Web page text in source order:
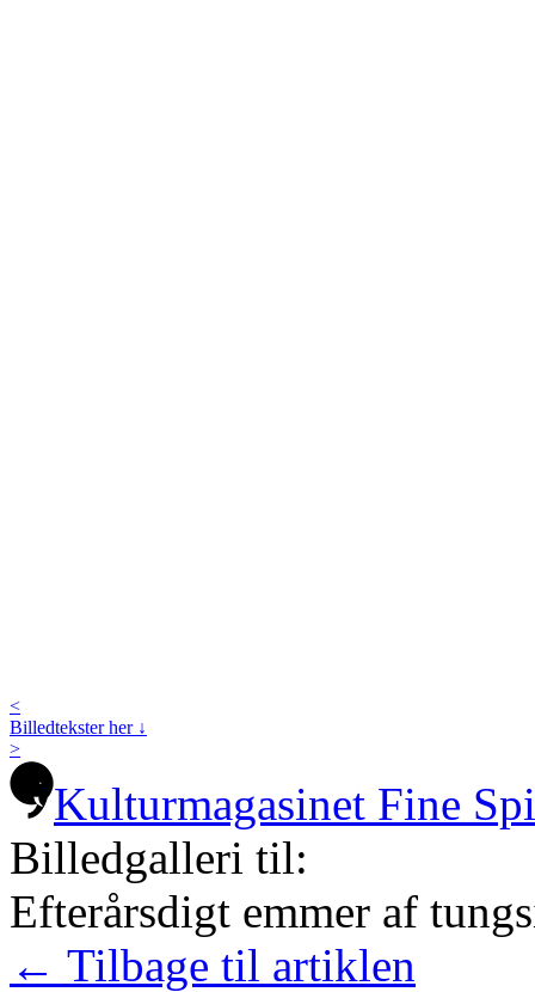
<
Billedtekster her ↓
>
Kulturmagasinet Fine
Billedgalleri til:
Efterårsdigt emmer af
← Tilbage til artiklen